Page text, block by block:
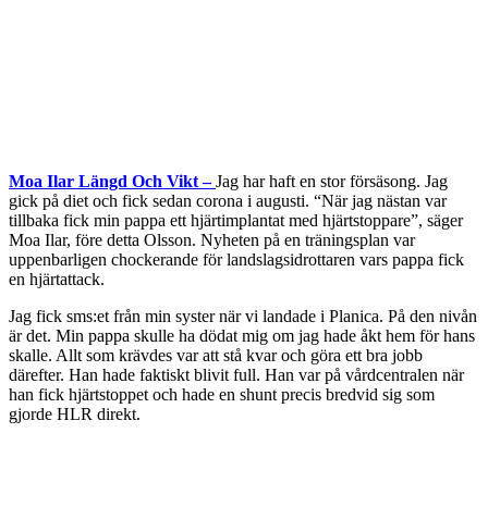
Moa Ilar Längd Och Vikt –Jag har haft en stor försäsong. Jag
gick på diet och fick sedan corona i augusti. “När jag nästan var
tillbaka fick min pappa ett hjärtimplantat med hjärtstoppare”, säger
Moa Ilar, före detta Olsson. Nyheten på en träningsplan var
uppenbarligen chockerande för landslagsidrottaren vars pappa fick
en hjärtattack.
Jag fick sms:et från min syster när vi landade i Planica. På den nivån
är det. Min pappa skulle ha dödat mig om jag hade åkt hem för hans
skalle. Allt som krävdes var att stå kvar och göra ett bra jobb
därefter. Han hade faktiskt blivit full. Han var på vårdcentralen när
han fick hjärtstoppet och hade en shunt precis bredvid sig som
gjorde HLR direkt.